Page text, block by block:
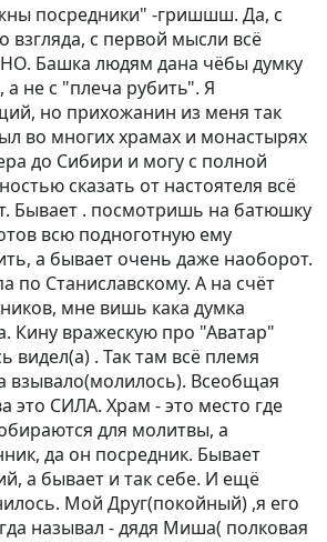
посредники" -гришшш. Да, с
взгляда, с первой мысли всё
Башка людям дана чёбы думку
а не с "плеча рубить". Я
но прихожанин из меня так
во многих храмах и монастырях
до Сибири и могу с полной
сказать от настоятеля всё
Бывает . посмотришь на батюшку
всю подноготную ему
а бывает очень даже наоборот.
по Станиславскому. А на счёт
мне вишь кака думка
Кину вражескую про "Аватар"
видел(а) . Так там всё племя
взывало(молилось). Всеобщая
это СИЛА. Храм - это место где
для молитвы, а
да он посредник. Бывает
а бывает и так себе. И ещё
Мой Друг(покойный) ,я его
называл - дядя Миша( полковая